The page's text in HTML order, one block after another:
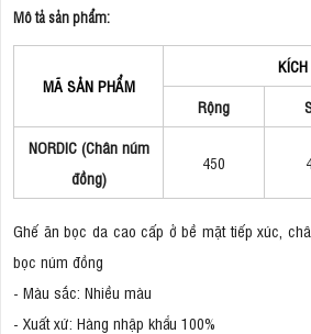
Mô tả sản phẩm:
MÃ SẢN PHẨM
Rộng
NORDIC (Chân núm
đồng)
450
Ghế ăn bọc da cao cấp ở bề mặt tiếp xúc,
bọc núm đồng
- Màu sắc: Nhiều màu
- Xuất xứ: Hàng nhập khẩu 100%